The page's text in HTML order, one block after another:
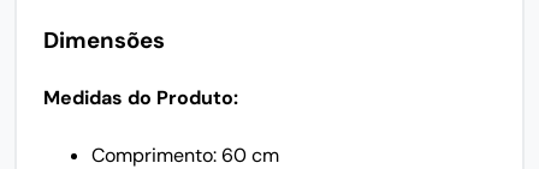
Dimensões
Medidas do Produto:
Comprimento: 60 cm